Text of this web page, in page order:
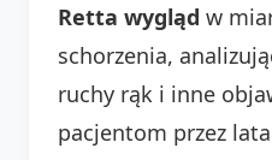
Retta wygląd w
schorzenia,
ruchy rąk i inne
pacjentom przez